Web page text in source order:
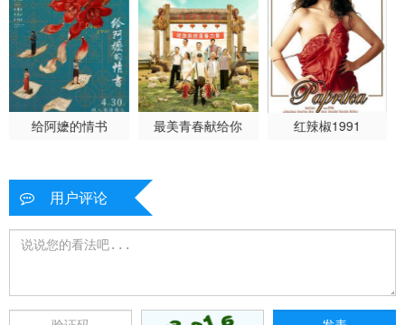
给阿嬷的情书 最美青春献给你 红辣椒1991
用户评论